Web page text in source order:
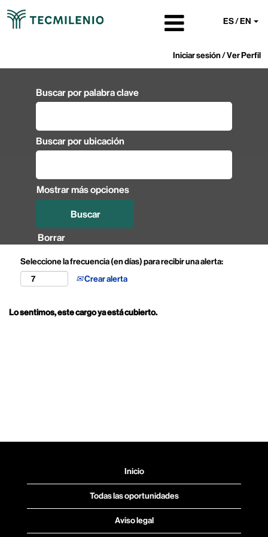
ES / EN
Iniciar sesión / Ver Perfil
Buscar por palabra clave
Buscar por ubicación
Mostrar más opciones
Borrar
Seleccione la frecuencia (en días) para recibir una alerta:
Crear alerta
Lo sentimos, este cargo ya está cubierto.
Inicio
Todas las oportunidades
Aviso legal